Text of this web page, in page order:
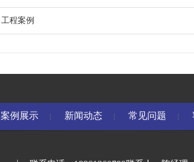
工程案例
案例展示 新闻动态 常见问题